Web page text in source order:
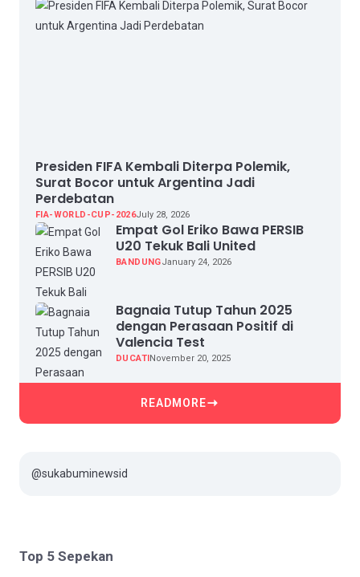
Presiden FIFA Kembali Diterpa Polemik,
Surat Bocor untuk Argentina Jadi
Perdebatan
FIA-WORLD-CUP-2026July 28, 2026
Empat Gol Eriko Bawa PERSIB
U20 Tekuk Bali United
BANDUNGJanuary 24, 2026
Bagnaia Tutup Tahun 2025
dengan Perasaan Positif di
Valencia Test
DUCATINovember 20, 2025
READMORE
@sukabuminewsid
Top 5 Sepekan